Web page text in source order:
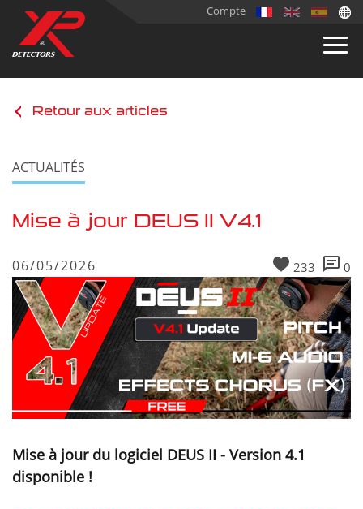
Compte
Retour aux articles
ACTUALITÉS
Mise à jour DEUS II V4.1
06/05/2026 233 0
Mise à jour du logiciel DEUS II - Version 4.1
disponible !